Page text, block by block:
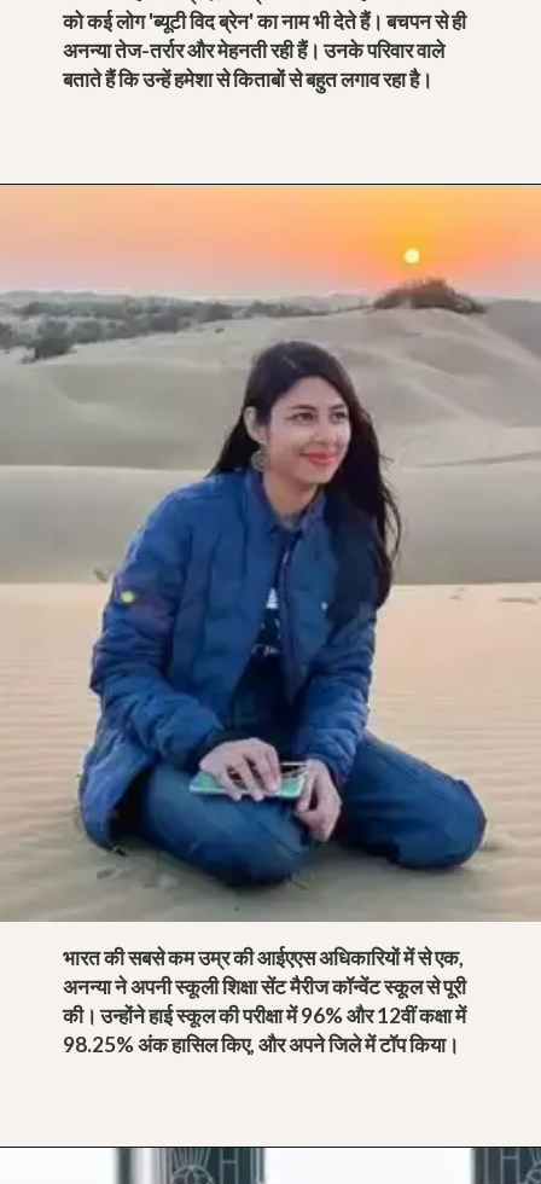
को कई लोग 'ब्यूटी विद ब्रेन' का नाम भी देते हैं। बचपन से ही
अनन्या तेज-तर्रार और मेहनती रही हैं। उनके परिवार वाले
बताते हैं कि उन्हें हमेशा से किताबों से बहुत लगाव रहा है।
भारत की सबसे कम उम्र की आईएएस अधिकारियों में से एक,
अनन्या ने अपनी स्कूली शिक्षा सेंट मैरीज कॉन्वेंट स्कूल से पूरी
की। उन्होंने हाई स्कूल की परीक्षा में 96% और 12वीं कक्षा में
98.25% अंक हासिल किए, और अपने जिले में टॉप किया।